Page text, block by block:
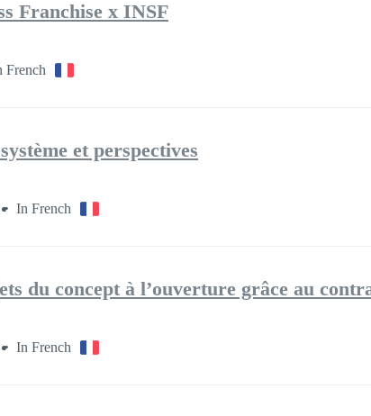
Franchise x INSF
French
et perspectives
In French
du concept à l’ouverture grâce au
In French